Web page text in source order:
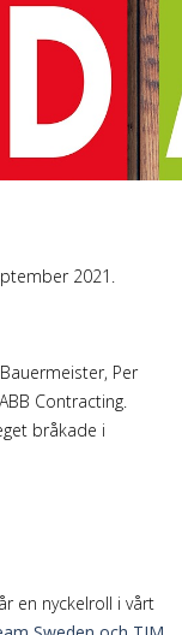
2021.
Per
Contracting.
bråkade i
en nyckelroll i vårt